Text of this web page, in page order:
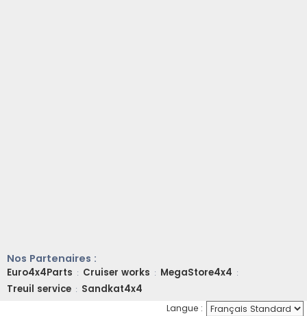
Nos Partenaires :
Euro4x4Parts : Cruiser works : MegaStore4x4 :
Treuil service : Sandkat4x4
Langue :